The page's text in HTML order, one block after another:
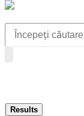
Search
Results